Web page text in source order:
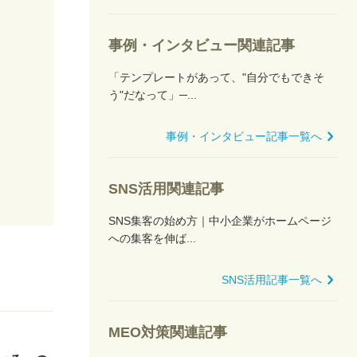
事例・インタビュー関連記事
「テンプレートがあって、"自分でもできそ
う"だなって」─...
事例・インタビュー記事一覧へ
SNS活用関連記事
SNS集客の始め方｜中小企業がホームページ
への集客を伸ば...
SNS活用記事一覧へ
MEO対策関連記事